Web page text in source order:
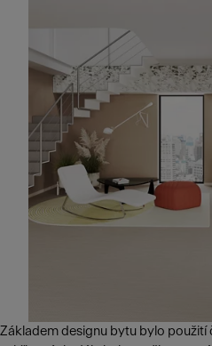
Základem designu bytu bylo použití